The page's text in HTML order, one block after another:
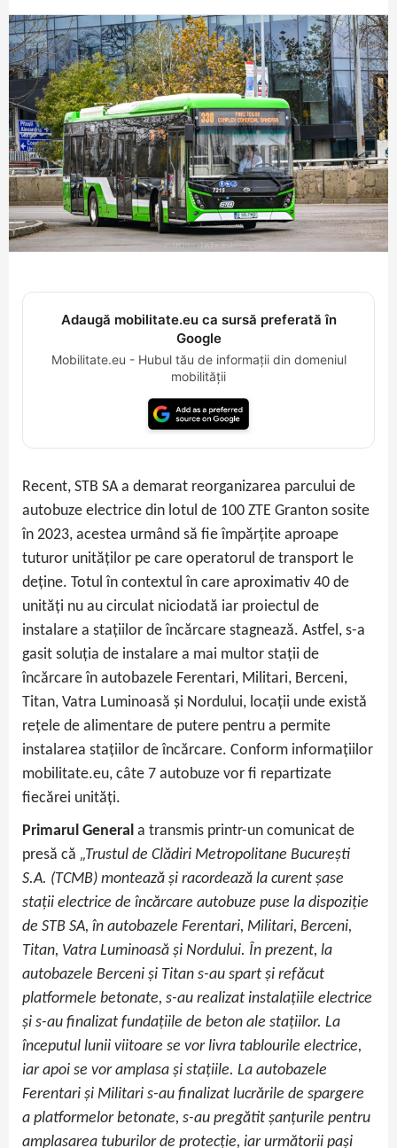
Adaugă mobilitate.eu ca sursă preferată în
Google
Mobilitate.eu - Hubul tău de informații din domeniul
mobilității
Recent, STB SA a demarat reorganizarea parcului de
autobuze electrice din lotul de 100 ZTE Granton sosite
în 2023, acestea urmând să fie împărțite aproape
tuturor unităților pe care operatorul de transport le
deține. Totul în contextul în care aproximativ 40 de
unități nu au circulat niciodată iar proiectul de
instalare a stațiilor de încărcare stagnează. Astfel, s-a
gasit soluția de instalare a mai multor stații de
încărcare în autobazele Ferentari, Militari, Berceni,
Titan, Vatra Luminoasă și Nordului, locații unde există
rețele de alimentare de putere pentru a permite
instalarea stațiilor de încărcare. Conform informațiilor
mobilitate.eu, câte 7 autobuze vor fi repartizate
fiecărei unități.
Primarul General a transmis printr-un comunicat de
presă că „Trustul de Clădiri Metropolitane București
S.A. (TCMB) montează și racordează la curent șase
stații electrice de încărcare autobuze puse la dispoziție
de STB SA, în autobazele Ferentari, Militari, Berceni,
Titan, Vatra Luminoasă și Nordului. În prezent, la
autobazele Berceni și Titan s-au spart și refăcut
platformele betonate, s-au realizat instalațiile electrice
și s-au finalizat fundațiile de beton ale stațiilor. La
începutul lunii viitoare se vor livra tablourile electrice,
iar apoi se vor amplasa și stațiile. La autobazele
Ferentari și Militari s-au finalizat lucrările de spargere
a platformelor betonate, s-au pregătit șanțurile pentru
amplasarea tuburilor de protecție, iar următorii pași